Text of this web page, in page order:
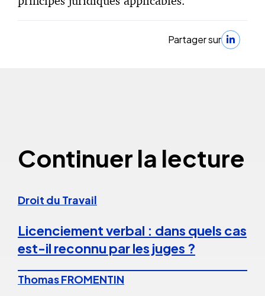
Partager sur
Continuer la lecture
Droit du Travail
Licenciement verbal : dans quels cas
est-il reconnu par les juges ?
Thomas FROMENTIN